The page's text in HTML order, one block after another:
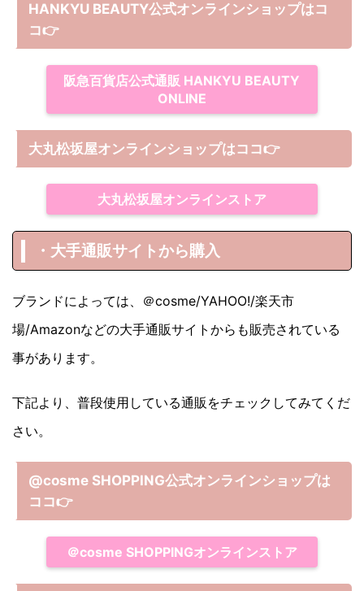
HANKYU BEAUTY公式オンラインショップはコ
コ👉
阪急百貨店公式通販 HANKYU BEAUTY
ONLINE
大丸松坂屋オンラインショップはココ👉
大丸松坂屋オンラインストア
・大手通販サイトから購入
ブランドによっては、＠cosme/YAHOO!/楽天市
場/Amazonなどの大手通販サイトからも販売されている
事があります。
下記より、普段使用している通販をチェックしてみてくだ
さい。
@cosme SHOPPING公式オンラインショップは
ココ👉
＠cosme SHOPPINGオンラインストア